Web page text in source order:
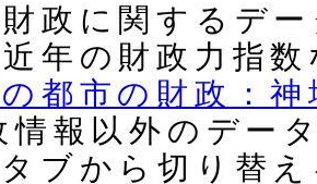
政に関するデ
年の財政力指
都市の財政：
情報以外のデー
ブから切り替